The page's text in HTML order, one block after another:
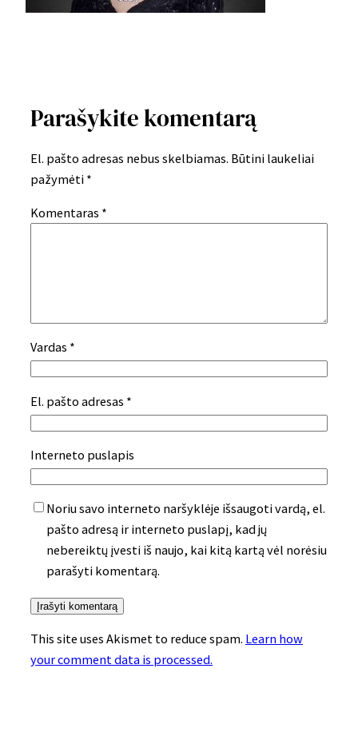
Parašykite komentarą
El. pašto adresas nebus skelbiamas. Būtini laukeliai
pažymėti *
Komentaras *
Vardas *
El. pašto adresas *
Interneto puslapis
Noriu savo interneto naršyklėje išsaugoti vardą, el.
pašto adresą ir interneto puslapį, kad jų
nebereiktų įvesti iš naujo, kai kitą kartą vėl norėsiu
parašyti komentarą.
This site uses Akismet to reduce spam. Learn how
your comment data is processed.